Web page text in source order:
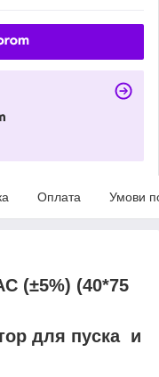
Оплата Умови
(±5%) (40*75
для пуска и